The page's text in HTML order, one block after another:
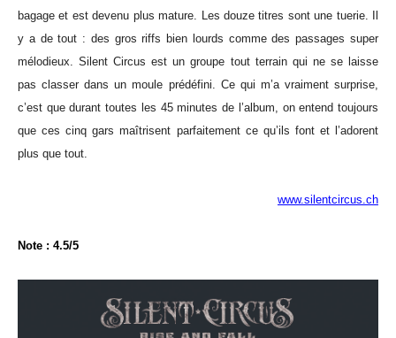
bagage et est devenu plus mature. Les douze titres sont une tuerie. Il
y a de tout : des gros riffs bien lourds comme des passages super
mélodieux. Silent Circus est un groupe tout terrain qui ne se laisse
pas classer dans un moule prédéfini. Ce qui m’a vraiment surprise,
c’est que durant toutes les 45 minutes de l’album, on entend toujours
que ces cinq gars maîtrisent parfaitement ce qu’ils font et l’adorent
plus que tout.
www.silentcircus.ch
Note : 4.5/5